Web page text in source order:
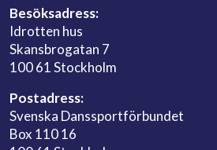
Besöksadress:
Idrotten hus
Skansbrogatan 7
100 61 Stockholm
Postadress:
Svenska Danssportförbundet
Box 110 16